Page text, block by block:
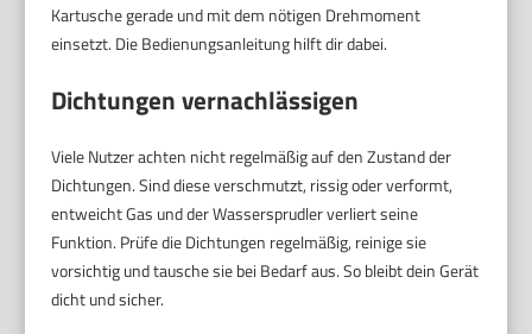
Kartusche gerade und mit dem nötigen Drehmoment
einsetzt. Die Bedienungsanleitung hilft dir dabei.
Dichtungen vernachlässigen
Viele Nutzer achten nicht regelmäßig auf den Zustand der
Dichtungen. Sind diese verschmutzt, rissig oder verformt,
entweicht Gas und der Wassersprudler verliert seine
Funktion. Prüfe die Dichtungen regelmäßig, reinige sie
vorsichtig und tausche sie bei Bedarf aus. So bleibt dein Gerät
dicht und sicher.